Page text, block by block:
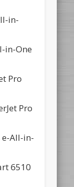
in-
in-One
Pro
Pro
e-All-in-
6510